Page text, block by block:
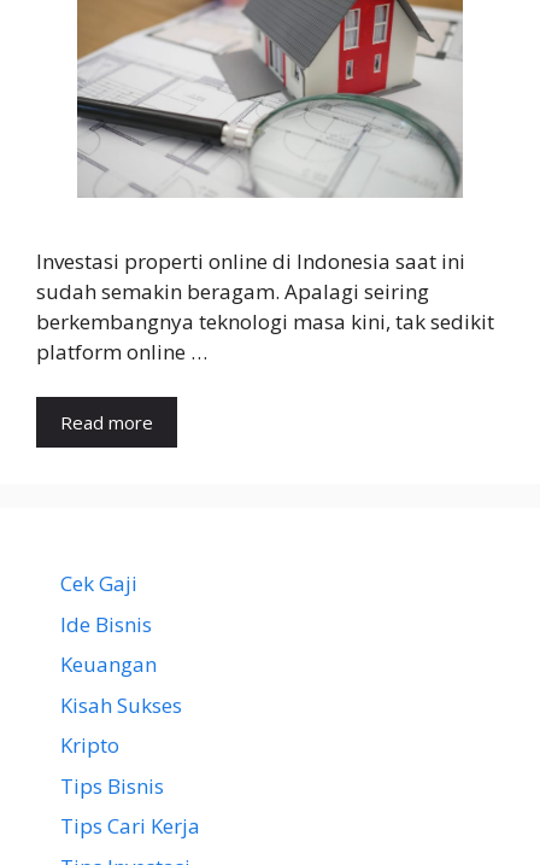
Investasi properti online di Indonesia saat ini
sudah semakin beragam. Apalagi seiring
berkembangnya teknologi masa kini, tak sedikit
platform online …
Read more
Cek Gaji
Ide Bisnis
Keuangan
Kisah Sukses
Kripto
Tips Bisnis
Tips Cari Kerja